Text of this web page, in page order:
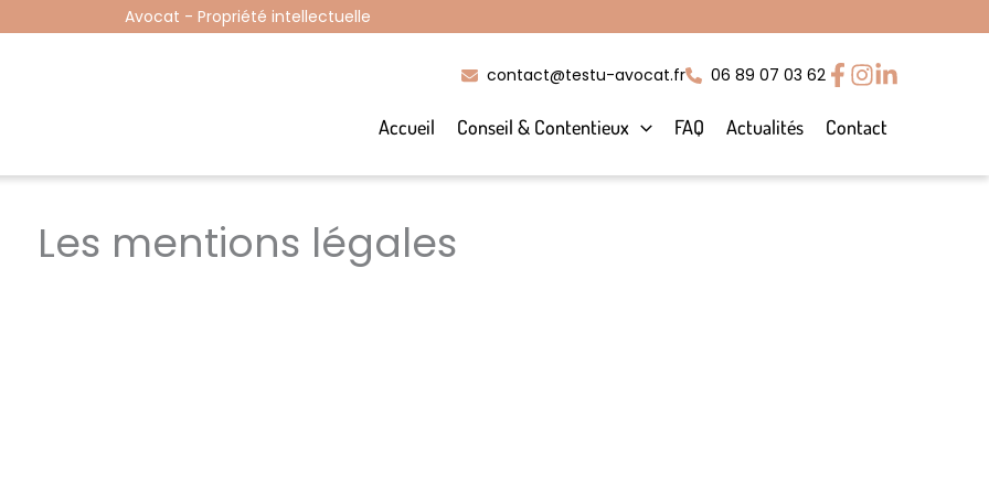
Avocat - Propriété intellectuelle
Accueil Conseil & Contentieux FAQ Actualités Contact
contact@testu-avocat.fr 06 89 07 03 62
Les mentions légales